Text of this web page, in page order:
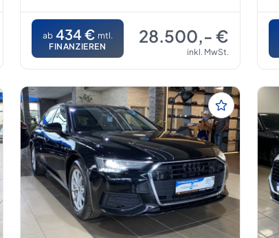
ab 434 € mtl.
FINANZIEREN
28.500,- €
inkl. MwSt.